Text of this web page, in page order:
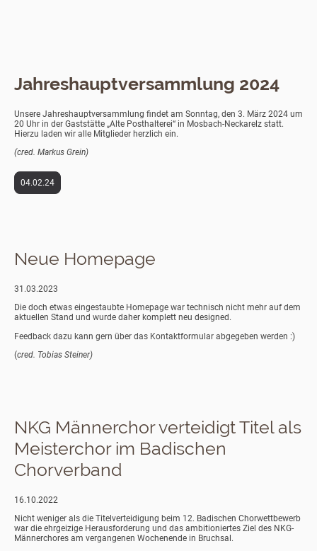
Jahreshauptversammlung 2024
Unsere Jahreshauptversammlung findet am Sonntag, den 3. März 2024 um
20 Uhr in der Gaststätte „Alte Posthalterei“ in Mosbach-Neckarelz statt.
Hierzu laden wir alle Mitglieder herzlich ein.
(cred. Markus Grein)
04.02.24
Neue Homepage
31.03.2023
Die doch etwas eingestaubte Homepage war technisch nicht mehr auf dem
aktuellen Stand und wurde daher komplett neu designed.
Feedback dazu kann gern über das Kontaktformular abgegeben werden :)
(cred. Tobias Steiner)
NKG Männerchor verteidigt Titel als
Meisterchor im Badischen
Chorverband
16.10.2022
Nicht weniger als die Titelverteidigung beim 12. Badischen Chorwettbewerb
war die ehrgeizige Herausforderung und das ambitioniertes Ziel des NKG-
Männerchores am vergangenen Wochenende in Bruchsal.